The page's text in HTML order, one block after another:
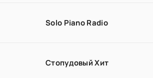
Solo Piano Radio
Стопудовый Хит